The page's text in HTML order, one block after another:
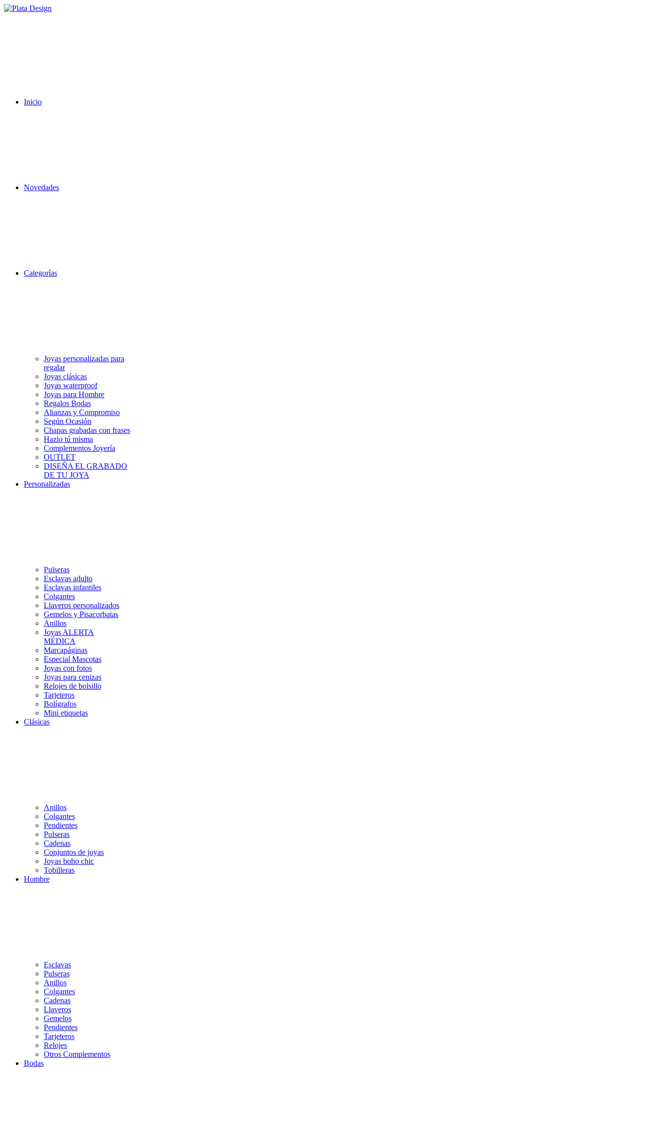
Inicio
Novedades
Categorías
Joyas personalizadas para
regalar
Joyas clásicas
Joyas waterproof
Joyas para Hombre
Regalos Bodas
Alianzas y Compromiso
Según Ocasión
Chapas grabadas con frases
Hazlo tú misma
Complementos Joyería
OUTLET
DISEÑA EL GRABADO
DE TU JOYA
Personalizadas
Pulseras
Esclavas adulto
Esclavas infantiles
Colgantes
Llaveros personalizados
Gemelos y Pisacorbatas
Anillos
Joyas ALERTA
MÉDICA
Marcapáginas
Especial Mascotas
Joyas con fotos
Joyas para cenizas
Relojes de bolsillo
Tarjeteros
Bolígrafos
Mini etiquetas
Clásicas
Anillos
Colgantes
Pendientes
Pulseras
Cadenas
Conjuntos de joyas
Joyas boho chic
Tobilleras
Hombre
Esclavas
Pulseras
Anillos
Colgantes
Cadenas
Llaveros
Gemelos
Pendientes
Tarjeteros
Relojes
Otros Complementos
Bodas